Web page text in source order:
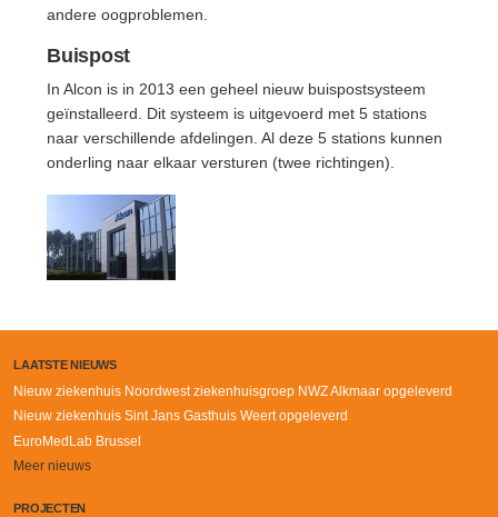
andere oogproblemen.
Buispost
In Alcon is in 2013 een geheel nieuw buispostsysteem
geïnstalleerd. Dit systeem is uitgevoerd met 5 stations
naar verschillende afdelingen. Al deze 5 stations kunnen
onderling naar elkaar versturen (twee richtingen).
LAATSTE NIEUWS
Nieuw ziekenhuis Noordwest ziekenhuisgroep NWZ Alkmaar opgeleverd
Nieuw ziekenhuis Sint Jans Gasthuis Weert opgeleverd
EuroMedLab Brussel
Meer nieuws
PROJECTEN